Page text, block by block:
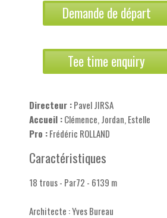
Demande de départ
Tee time enquiry
Directeur :Pavel JIRSA
Accueil :Clémence, Jordan, Estelle
Pro :Frédéric ROLLAND
Caractéristiques
18 trous - Par72 - 6139 m
Architecte : Yves Bureau